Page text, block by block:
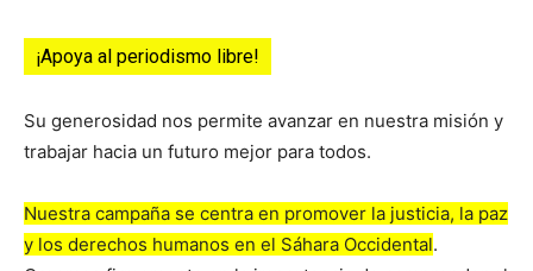
¡Apoya al periodismo libre!
Su generosidad nos permite avanzar en nuestra misión y
trabajar hacia un futuro mejor para todos.
Nuestra campaña se centra en promover la justicia, la paz
y los derechos humanos en el Sáhara Occidental.